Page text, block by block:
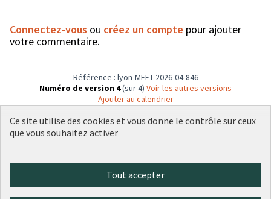
Connectez-vous ou créez un compte pour ajouter
votre commentaire.
Référence : lyon-MEET-2026-04-846
Numéro de version 4(sur 4)
voir les autres versions
Ajouter au calendrier
(Lien externe)
(Lien externe)
(Lien externe)
(Lien externe)
(Lien externe)
Ce site utilise des cookies et vous donne le contrôle sur ceux
que vous souhaitez activer
Tout accepter